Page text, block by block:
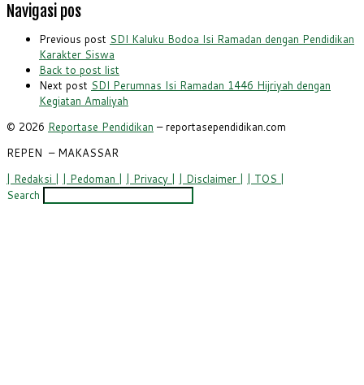
Navigasi pos
Previous post SDI Kaluku Bodoa Isi Ramadan dengan Pendidikan
Karakter Siswa
Back to post list
Next post SDI Perumnas Isi Ramadan 1446 Hijriyah dengan
Kegiatan Amaliyah
© 2026 Reportase Pendidikan – reportasependidikan.com
REPEN – MAKASSAR
| Redaksi | | Pedoman | | Privacy | | Disclaimer | | TOS |
Search